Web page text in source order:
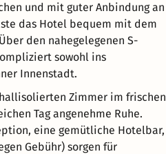
und mit guter Anbindung an
das Hotel bequem mit dem
den nahegelegenen S-
sowohl ins
Innenstadt.
Zimmer im frischen
Tag angenehme Ruhe.
eine gemütliche Hotelbar,
Gebühr) sorgen für